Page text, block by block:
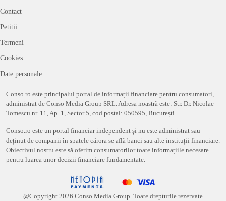
Contact
Petitii
Termeni
Cookies
Date personale
Conso.ro este principalul portal de informații financiare pentru consumatori,
administrat de Conso Media Group SRL. Adresa noastră este: Str. Dr. Nicolae
Tomescu nr. 11, Ap. 1, Sector 5, cod postal: 050595, București.
Conso.ro este un portal financiar independent și nu este administrat sau
deținut de companii în spatele cărora se află banci sau alte instituții financiare.
Obiectivul nostru este să oferim consumatorilor toate informațiile necesare
pentru luarea unor decizii financiare fundamentate.
@Copyright 2026 Conso Media Group. Toate drepturile rezervate